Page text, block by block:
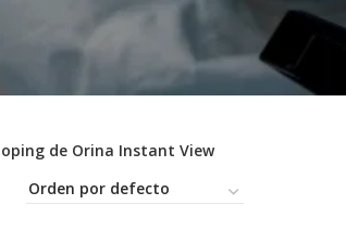
de Orina Instant View